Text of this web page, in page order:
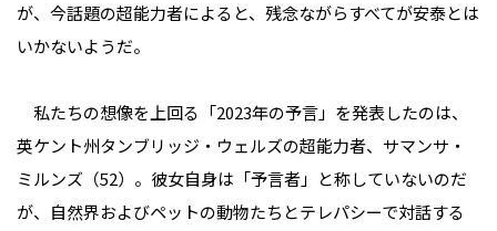
が、今話題の超能力者によると、残念ながらすべてが安泰とは
いかないようだ。
私たちの想像を上回る「2023年の予言」を発表したのは、
英ケント州タンブリッジ・ウェルズの超能力者、サマンサ・
ミルンズ（52）。彼女自身は「予言者」と称していないのだ
が、自然界およびペットの動物たちとテレパシーで対話する